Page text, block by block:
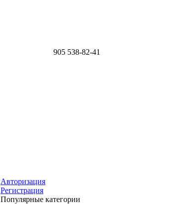
905 538-82-41
Авторизация
Регистрация
Популярные категории